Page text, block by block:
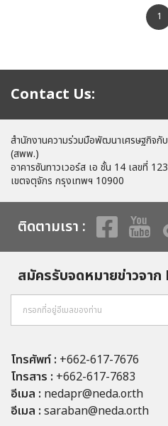
1
Contact Us:
สำนักงานความร่วมมือพัฒนาเศรษฐกิจกั
(สพพ.)
อาคารซันทาวเวอร์ส เอ ชั้น 14 เลขที่
เขตจตุจักร กรุงเทพฯ 10900
ติดตามเรา :
สมัครรับจดหมายข่าวจาก
โทรศัพท์ : +662-617-7676
โทรสาร : +662-617-7683
อีเมล : nedapr@neda.or.th
อีเมล : saraban@neda.or.th